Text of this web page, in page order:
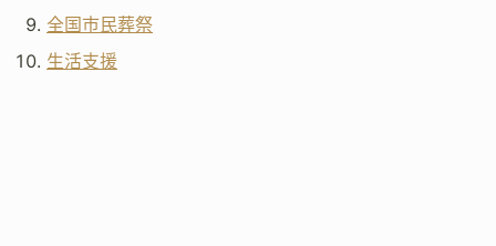
全国市民葬祭
生活支援